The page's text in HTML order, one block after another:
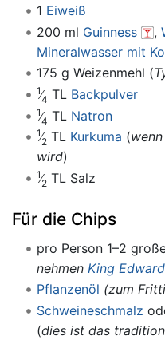
1 Eiweiß
200 ml Guinness ,
Mineralwasser mit
175 g Weizenmehl (
1
4 TL Backpulver
1
4 TL Natron
1
2TL Kurkuma (
wird)
1
2TL Salz
Für die Chips
pro Person 1–2
nehmen King Edward
Pflanzenöl (zum
Schweineschmalz
(dies ist das